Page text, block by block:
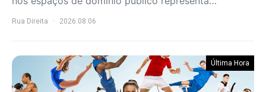
Rua Direita 2026.08.06
Última Hora